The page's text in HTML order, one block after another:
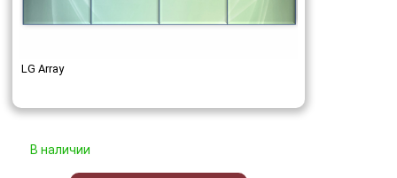
LG Array
В наличии